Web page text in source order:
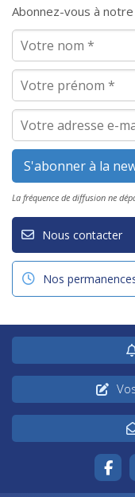
Abonnez-vous à
La fréquence de diffusion ne
Nous contacter
Nos